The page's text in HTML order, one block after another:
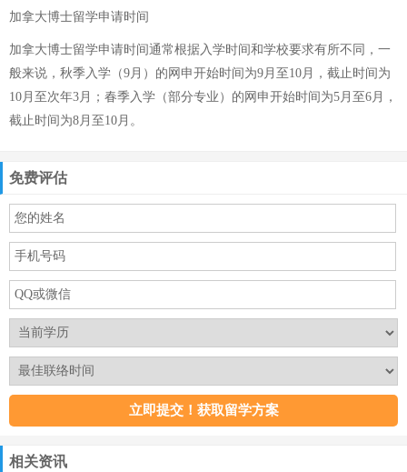
加拿大博士留学申请时间
加拿大博士留学申请时间通常根据入学时间和学校要求有所不同，一
般来说，秋季入学（9月）的网申开始时间为9月至10月，截止时间为
10月至次年3月；春季入学（部分专业）的网申开始时间为5月至6月，
截止时间为8月至10月。
免费评估
相关资讯